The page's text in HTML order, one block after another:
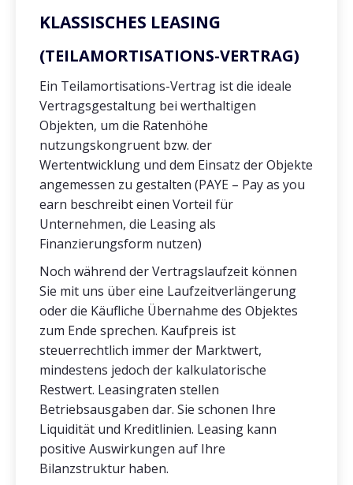
KLASSISCHES LEASING
(TEILAMORTISATIONS-VERTRAG)
Ein Teilamortisations-Vertrag ist die ideale
Vertragsgestaltung bei werthaltigen
Objekten, um die Ratenhöhe
nutzungskongruent bzw. der
Wertentwicklung und dem Einsatz der Objekte
angemessen zu gestalten (PAYE – Pay as you
earn beschreibt einen Vorteil für
Unternehmen, die Leasing als
Finanzierungsform nutzen)
Noch während der Vertragslaufzeit können
Sie mit uns über eine Laufzeitverlängerung
oder die Käufliche Übernahme des Objektes
zum Ende sprechen. Kaufpreis ist
steuerrechtlich immer der Marktwert,
mindestens jedoch der kalkulatorische
Restwert. Leasingraten stellen
Betriebsausgaben dar. Sie schonen Ihre
Liquidität und Kreditlinien. Leasing kann
positive Auswirkungen auf Ihre
Bilanzstruktur haben.